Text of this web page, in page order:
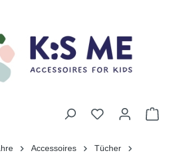
Accessoires
Tücher